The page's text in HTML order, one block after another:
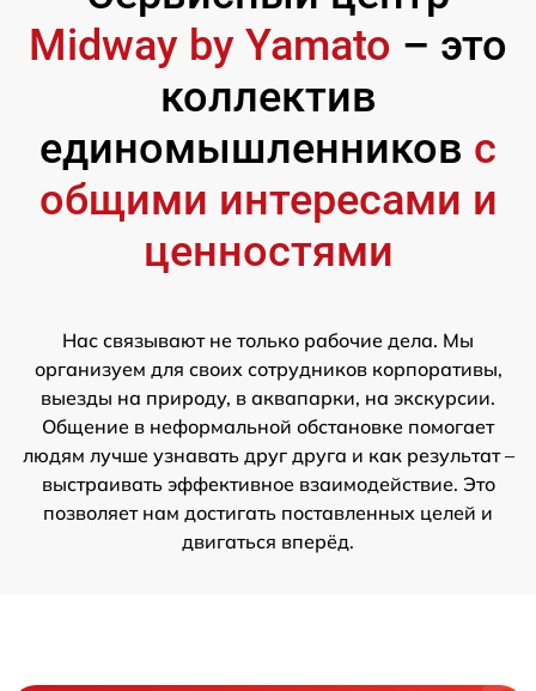
Midway by Yamato – это
коллектив
единомышленников с
общими интересами и
ценностями
Нас связывают не только рабочие дела. Мы
организуем для своих сотрудников корпоративы,
выезды на природу, в аквапарки, на экскурсии.
Общение в неформальной обстановке помогает
людям лучше узнавать друг друга и как результат –
выстраивать эффективное взаимодействие. Это
позволяет нам достигать поставленных целей и
двигаться вперёд.